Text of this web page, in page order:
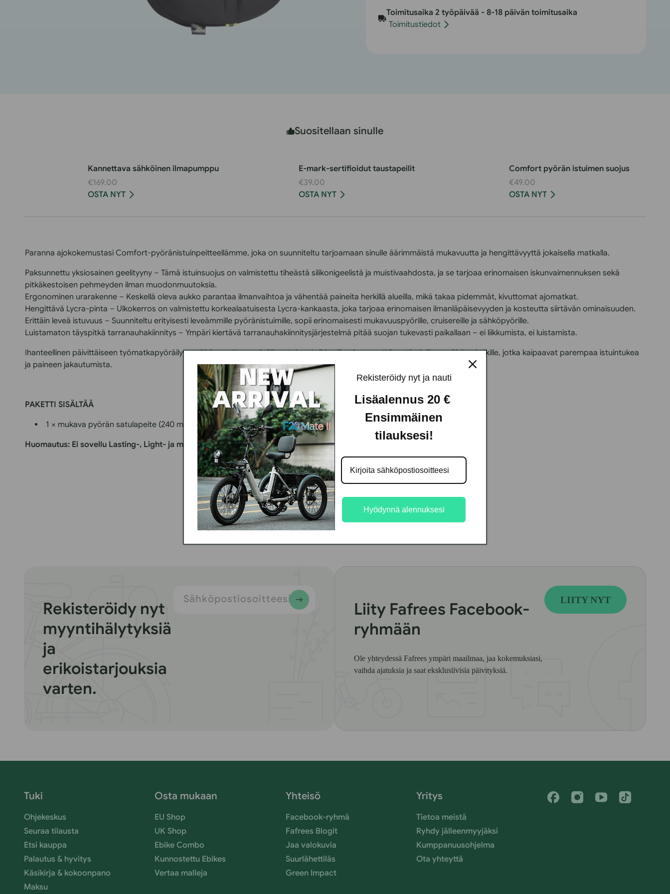
pyörän
satulapeitteen
pyörän
satulapeitteen
Toimitusaika 2 työpäivää - 8-18 päivän toimitusaika
Toimitustiedot
Suositellaan sinulle
Kannettava sähköinen ilmapumppu
€169.00
OSTA NYT
E-mark-sertifioidut taustapeilit
€39.00
OSTA NYT
Comfort pyörän istuimen suojus
€49.00
OSTA NYT
Paranna ajokokemustasi Comfort-pyöränistuinpeitteellämme, joka on suunniteltu tarjoamaan sinulle äärimmäistä mukavuutta ja hengittävyyttä jokaisella matkalla.
Paksunnettu yksiosainen geelityyny – Tämä istuinsuojus on valmistettu tiheästä silikonigeelistä ja muistivaahdosta, ja se tarjoaa erinomaisen iskunvaimennuksen sekä
pitkäkestoisen pehmeyden ilman muodonmuutoksia.
Ergonominen urarakenne – Keskellä oleva aukko parantaa ilmanvaihtoa ja vähentää paineita herkillä alueilla, mikä takaa pidemmät, kivuttomat ajomatkat.
Hengittävä Lycra-pinta – Ulkokerros on valmistettu korkealaatuisesta Lycra-kankaasta, joka tarjoaa erinomaisen ilmanläpäisevyyden ja kosteutta siirtävän ominaisuuden.
Erittäin leveä istuvuus – Suunniteltu erityisesti leveämmille pyöränistuimille, sopii erinomaisesti mukavuuspyörille, cruisereille ja sähköpyörille.
Luistamaton täyspitkä tarranauhakiinnitys – Ympäri kiertävä tarranauhakiinnitysjärjestelmä pitää suojan tukevasti paikallaan – ei liikkumista, ei luistamista.
Ihanteellinen päivittäiseen työmatkapyöräilyyn, pitkän matkan pyöräilyyn tai rentoihin viikonloppuretkiin – täydellinen päivitys kaikille, jotka kaipaavat parempaa istuintukea
ja paineen jakautumista.
PAKETTI SISÄLTÄÄ
1 × mukava pyörän satulapeite (240 mm × 265 mm)
Huomautus: Ei sovellu Lasting-, Light- ja maastopyöräilyyn
Rekisteröidy nyt
myyntihälytyksiä
ja
erikoistarjouksia
varten.
Sähköpostiosoitteesi
Liity Fafrees Facebook-
ryhmään
Ole yhteydessä Fafrees ympäri maailmaa, jaa kokemuksiasi,
vaihda ajatuksia ja saat eksklusiivisia päivityksiä.
LIITY NYT
Tuki
Ohjekeskus
Seuraa tilausta
Etsi kauppa
Palautus & hyvitys
Käsikirja & kokoonpano
Maksu
Osta mukaan
EU Shop
UK Shop
Ebike Combo
Kunnostettu Ebikes
Vertaa malleja
Yhteisö
Facebook-ryhmä
Fafrees Blogit
Jaa valokuvia
Suurlähettiläs
Green Impact
Yritys
Tietoa meistä
Ryhdy jälleenmyyjäksi
Kumppanuusohjelma
Ota yhteyttä
FacebookInstagramYoutubeTiktok
Rekisteröidy nyt ja nauti
Lisäalennus 20 €
Ensimmäinen
tilauksesi!
Hyödynnä alennuksesi